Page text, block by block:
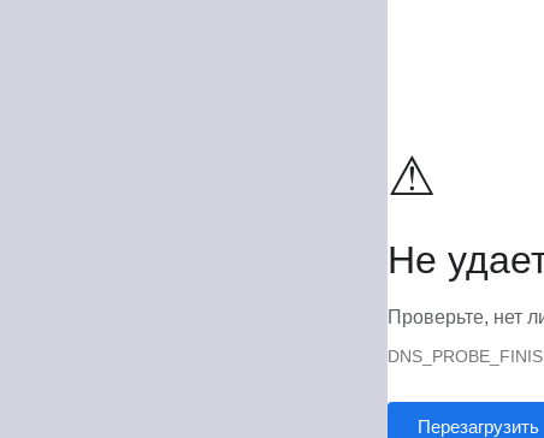
⚠
Не
Проверьте, нет
Перезагрузить